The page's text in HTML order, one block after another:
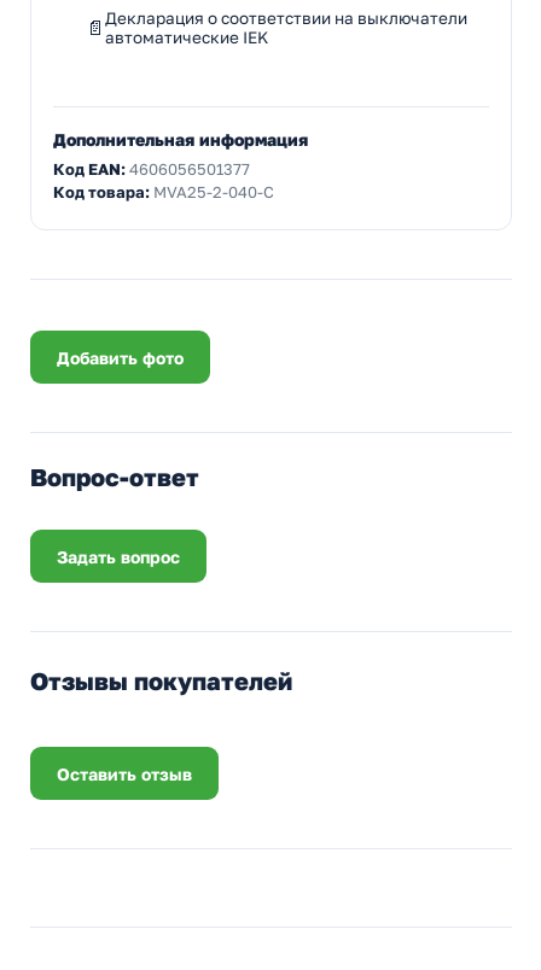
Декларация о соответствии на выключатели
автоматические IEK
Дополнительная информация
Код EAN:4606056501377
Код товара: MVA25-2-040-C
Добавить фото
Вопрос-ответ
Задать вопрос
Отзывы покупателей
Оставить отзыв